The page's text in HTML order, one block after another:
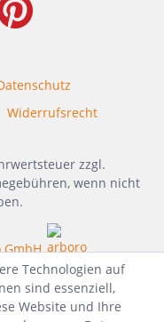
Widerrufsrecht
zzgl.
wenn nicht
Technologien auf
sind essenziell,
Website und Ihre